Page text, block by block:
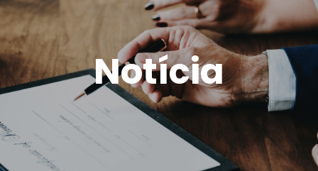
Notícia